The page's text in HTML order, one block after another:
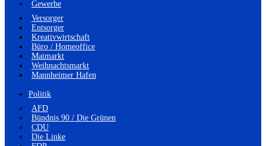
Gewerbe
Versorger
Entsorger
Kreativwirtschaft
Büro / Homeoffice
Maimarkt
Weihnachtsmarkt
Mannheimer Hafen
Politik
AFD
Bündnis 90 / Die Grünen
CDU
Die Linke